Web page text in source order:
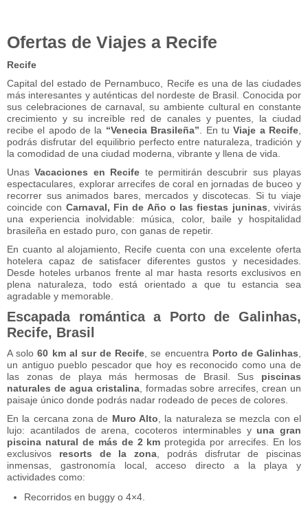
Ofertas de Viajes a Recife
Recife
Capital del estado de Pernambuco, Recife es una de las ciudades
más interesantes y auténticas del nordeste de Brasil. Conocida por
sus celebraciones de carnaval, su ambiente cultural en constante
crecimiento y su increíble red de canales y puentes, la ciudad
recibe el apodo de la “Venecia Brasileña” . En tuViaje a Recife
podrás disfrutar del equilibrio perfecto entre naturaleza, tradición y
la comodidad de una ciudad moderna, vibrante y llena de vida.
UnasVacaciones en Recife te permitirán descubrir sus playas
espectaculares, explorar arrecifes de coral en jornadas de buceo y
recorrer sus animados bares, mercados y discotecas. Si tu viaje
coincide con Carnaval, Fin de Año o las fiestas juninas , vivirás
una experiencia inolvidable: música, color, baile y hospitalidad
brasileña en estado puro, con ganas de repetir.
En cuanto al alojamiento, Recife cuenta con una excelente oferta
hotelera capaz de satisfacer diferentes gustos y necesidades.
Desde hoteles urbanos frente al mar hasta resorts exclusivos en
plena naturaleza, todo está orientado a que tu estancia sea
agradable y memorable.
Escapada romántica a Porto de Galinhas,
Recife, Brasil
A solo60 km al sur de Recife , se encuentra Porto de Galinhas
un antiguo pueblo pescador que hoy es reconocido como una de
las zonas de playa más hermosas de Brasil. Sus piscinas
naturales de agua cristalina, formadas sobre arrecifes, crean un
paisaje único donde podrás nadar rodeado de peces de colores.
En la cercana zona de Muro Alto , la naturaleza se mezcla con el
lujo: acantilados de arena, cocoteros interminables y una gran
piscina natural de más de 2 km protegida por arrecifes. En los
exclusivos resorts de la zona , podrás disfrutar de piscinas
inmensas, gastronomía local, acceso directo a la playa y
actividades como:
Recorridos en buggy o 4×4.